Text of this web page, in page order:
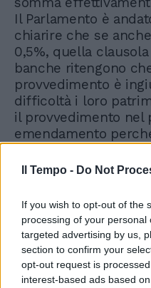
Il Tempo - Do Not
If you wish to opt-out of the
processing of your
targeted advertising by us,
section to confirm your
opt-out request is
interest-based ads based
Il Parlamento è
chiarire che se
0,5%, quella
banche ritengono
provvedimento è
difficoltà i loro
il provvedimento nel
emendamento
stato approvato in
cosa che dobbiamo
governo che ha una
viene mantenuta la
muove anche il
un esposto alla
Roma per capire